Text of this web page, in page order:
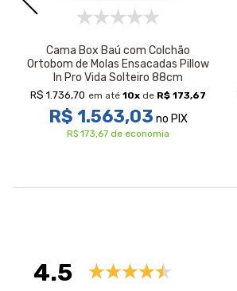
Cama Box Baú com Colchão
Ortobom de Molas Ensacadas Pillow
In Pro Vida Solteiro 88cm
R$ 1.736,70 em até 10xde R$ 173,67
R$ 1.563,03 no PIX
R$ 173,67 de economia
4.5